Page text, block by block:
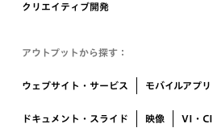
クリエイティブ開発
アウトプットから探す：
ウェブサイト・サービス モバイルアプリ
ドキュメント・スライド 映像 VI・CI